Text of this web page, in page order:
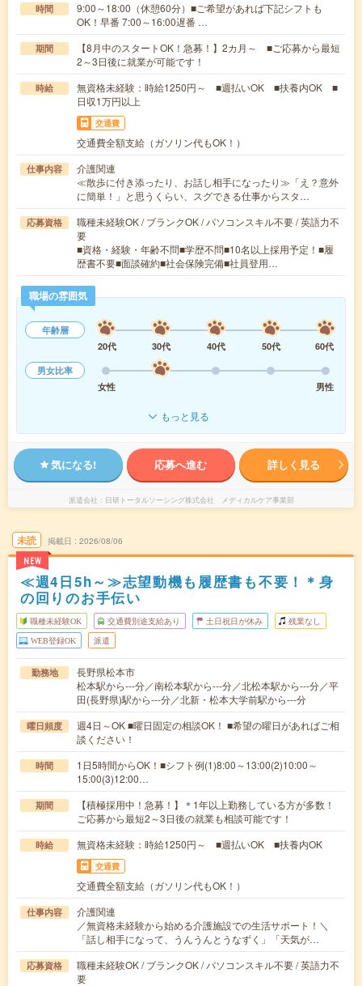
時間
9:00～18:00（休憩60分）■ご希望があれば下記シフトも
OK！早番 7:00～16:00遅番 …
期間
【8月中のスタートOK！急募！】2カ月～ ■ご応募から最短
2～3日後に就業が可能です！
時給
無資格未経験：時給1250円～ ■週払いOK ■扶養内OK ■
日収1万円以上
交通費
交通費全額支給（ガソリン代もOK！）
仕事内容
介護関連
≪散歩に付き添ったり、お話し相手になったり≫「え？意外
に簡単！」と思うくらい、スグできる仕事からスタ…
応募資格
職種未経験OK / ブランクOK / パソコンスキル不要 / 英語力不
要
■資格・経験・年齢不問■学歴不問■10名以上採用予定！■履
歴書不要■面談確約■社会保険完備■社員登用…
職場の雰囲気
年齢層
20代
30代 40代 50代
60代
男女比率
女性
男性
もっと見る
気になる! 応募へ進む 詳しく見る
派遣会社 日研トータルソーシング株式会社 メディカルケア事業部
未読
NEW
掲載日 2026/08/06
≪週4日5h～≫志望動機も履歴書も不要！＊身
の回りのお手伝い
職種未経験OK 交通費別途支給あり 土日祝日が休み 残業なし
WEB登録OK 派遣
勤務地
長野県松本市
松本駅から---分／南松本駅から---分／北松本駅から---分／平
田(長野県)駅から---分／北新・松本大学前駅から---分
曜日頻度
週4日～OK ■曜日固定の相談OK！ ■希望の曜日があればご相
談ください！
時間
1日5時間からOK！■シフト例(1)8:00～13:00(2)10:00～
15:00(3)12:00…
期間
【積極採用中！急募！】＊1年以上勤務している方が多数！
ご応募から最短2～3日後の就業も相談可能です！
時給 無資格未経験：時給1250円～ ■週払いOK ■扶養内OK
交通費
交通費全額支給（ガソリン代もOK！）
仕事内容
介護関連
／無資格未経験から始める介護施設での生活サポート！＼
「話し相手になって、うんうんとうなずく」「天気が…
応募資格
職種未経験OK / ブランクOK / パソコンスキル不要 / 英語力不
要